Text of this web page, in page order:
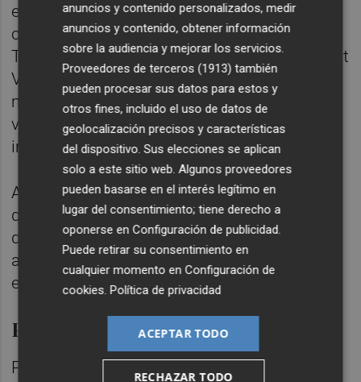
espera de ver cómo funciona el pasaporte
covid, que hoy ha autorizado implantar el
Tribunal Superior de Justicia de la Comunitat
Valenciana, además de seguir haciendo
mucho control en que se respete la
ventilación y el uso de mascarillas en
interiores.
Asimismo, ha recalcado la importancia de
que se acelere la vacunación de la tercera
dosis de los mayores de 60 años para
alcanzar al 99% de este colectivo ya que es
el grupo que registra casos más graves.
Pasaporte covid
Por otra parte, ha comentado que el solo
anuncios y contenido personalizados, medir
anuncios y contenido, obtener información
sobre la audiencia y mejorar los servicios.
Proveedores de terceros (1913) también
pueden procesar sus datos para estos y
otros fines, incluido el uso de datos de
geolocalización precisos y características
del dispositivo. Sus elecciones se aplican
solo a este sitio web. Algunos proveedores
pueden basarse en el interés legítimo en
lugar del consentimiento; tiene derecho a
oponerse enConfiguración de publicidad.
Puede retirar su consentimiento en
cualquier momento enConfiguración de
cookies.Política de privacidad
ACEPTAR TODO
RECHAZAR TODO